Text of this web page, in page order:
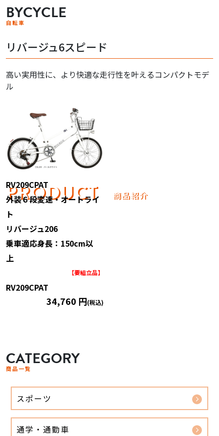
PRODUCT 商品紹介
BYCYCLE
自転車
リバージュ6スピード
高い実用性に、より快適な走行性を叶えるコンパクトモデ
ル
RV209CPAT
外装６段変速・オートライ
ト
リバージュ206
乗車適応身長：150cm以
上
【要組立品】
RV209CPAT
34,760 円(税込)
CATEGORY
商品一覧
スポーツ
通学・通勤車